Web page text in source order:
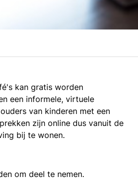
kan gratis worden
een informele, virtuele
van kinderen met een
zijn online dus vanuit de
bij te wonen.
om deel te nemen.